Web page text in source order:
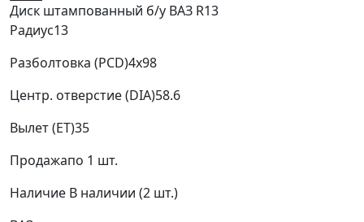
Диск штампованный б/у ВАЗ R13
Радиус13
Разболтовка (PCD)4x98
Центр. отверстие (DIA)58.6
Вылет (ET)35
Продажапо 1 шт.
Наличие В наличии (2 шт.)